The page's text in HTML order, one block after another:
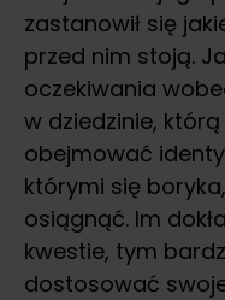
zastanowił się
przed nim stoją.
oczekiwania
w dziedzinie,
obejmować
którymi się
osiągnąć. Im
kwestie, tym
dostosować